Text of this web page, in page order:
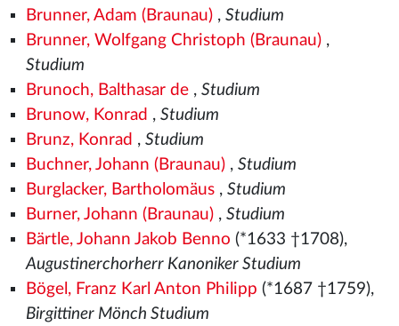
Brunner, Adam (Braunau), Studium
Brunner, Wolfgang Christoph (Braunau),
Studium
Brunoch, Balthasar de, Studium
Brunow, Konrad , Studium
Brunz, Konrad , Studium
Buchner, Johann (Braunau), Studium
Burglacker, Bartholomäus, Studium
Burner, Johann (Braunau), Studium
Bärtle, Johann Jakob Benno (*1633 †1708),
Augustinerchorherr Kanoniker Studium
Bögel, Franz Karl Anton Philipp (*1687 †1759),
Birgittiner Mönch Studium